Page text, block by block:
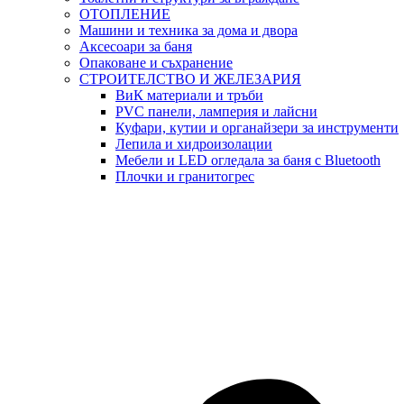
ОТОПЛЕНИЕ
Машини и техника за дома и двора
Аксесоари за баня
Опаковане и съхранение
СТРОИТЕЛСТВО И ЖЕЛЕЗАРИЯ
ВиК материали и тръби
PVC панели, ламперия и лайсни
Куфари, кутии и органайзери за инструменти
Лепила и хидроизолации
Мебели и LED огледала за баня с Bluetooth
Плочки и гранитогрес